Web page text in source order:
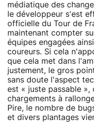
médiatique des
le développeur s'est
officielle du Tour de
maintenant compter
équipes engagées
coureurs. Si cela
que cela met dans
justement, le gros
sans doute l'aspect
est « juste passable
chargements à
Pire, le nombre de
et divers plantages